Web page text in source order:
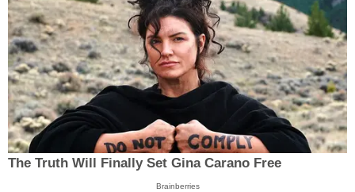
The Truth Will Finally Set Gina Carano Free
Brainberries